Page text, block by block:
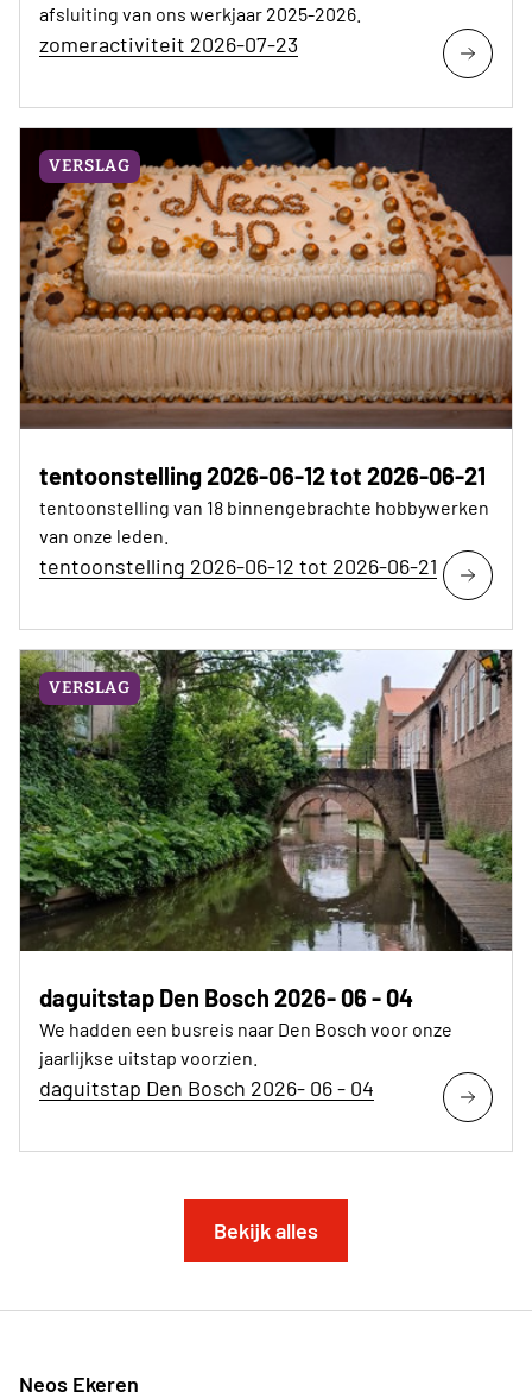
afsluiting van ons werkjaar 2025-2026.
zomeractiviteit 2026-07-23
VERSLAG
tentoonstelling 2026-06-12 tot 2026-06-21
tentoonstelling van 18 binnengebrachte hobbywerken
van onze leden.
tentoonstelling 2026-06-12 tot 2026-06-21
VERSLAG
daguitstap Den Bosch 2026- 06 - 04
We hadden een busreis naar Den Bosch voor onze
jaarlijkse uitstap voorzien.
daguitstap Den Bosch 2026- 06 - 04
Bekijk alles
Neos Ekeren